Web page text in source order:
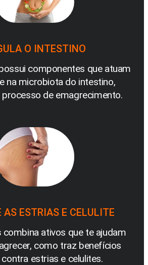
O INTESTINO
componentes que atuam
na microbiota do intestino,
processo de emagrecimento.
AS ESTRIAS E CELULITE
combina ativos que te ajudam
como traz benefícios
estrias e celulites.